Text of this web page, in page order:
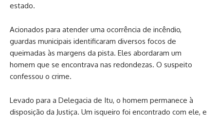
estado.
Acionados para atender uma ocorrência de incêndio,
guardas municipais identificaram diversos focos de
queimadas às margens da pista. Eles abordaram um
homem que se encontrava nas redondezas. O suspeito
confessou o crime.
Levado para a Delegacia de Itu, o homem permanece à
disposição da Justiça. Um isqueiro foi encontrado com ele, e